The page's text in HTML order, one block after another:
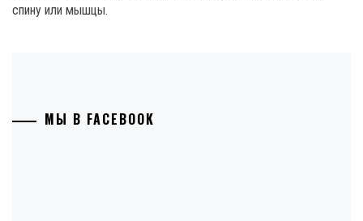
спину или мышцы.
МЫ В FACEBOOK